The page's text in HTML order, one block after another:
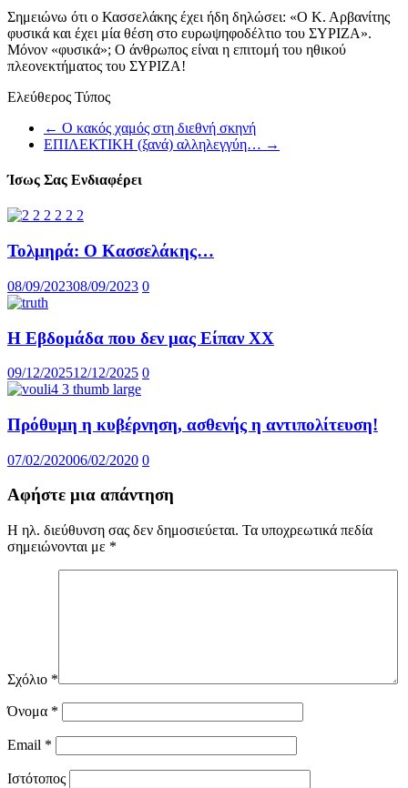
Σημειώνω ότι ο Κασσελάκης έχει ήδη δηλώσει: «Ο Κ. Αρβανίτης
φυσικά και έχει μία θέση στο ευρωψηφοδέλτιο του ΣΥΡΙΖΑ».
Μόνον «φυσικά»; Ο άνθρωπος είναι η επιτομή του ηθικού
πλεονεκτήματος του ΣΥΡΙΖΑ!
Ελεύθερος Τύπος
← Ο κακός χαμός στη διεθνή σκηνή
ΕΠΙΛΕΚΤΙΚΗ (ξανά) αλληλεγγύη… →
Ίσως Σας Ενδιαφέρει
Τολμηρά: Ο Κασσελάκης…
08/09/202308/09/2023 0
Η Εβδομάδα που δεν μας Είπαν XX
09/12/202512/12/2025 0
Πρόθυμη η κυβέρνηση, ασθενής η αντιπολίτευση!
07/02/202006/02/2020 0
Αφήστε μια απάντηση
Η ηλ. διεύθυνση σας δεν δημοσιεύεται. Τα υποχρεωτικά πεδία
σημειώνονται με *
Σχόλιο *
Όνομα *
Email *
Ιστότοπος